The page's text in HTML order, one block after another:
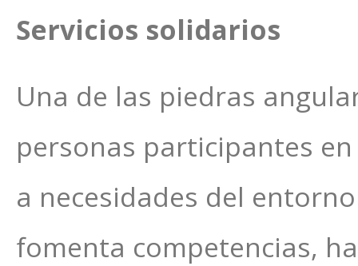
Servicios solidarios
Una de las piedras
personas participantes
a necesidades del
fomenta competencias,